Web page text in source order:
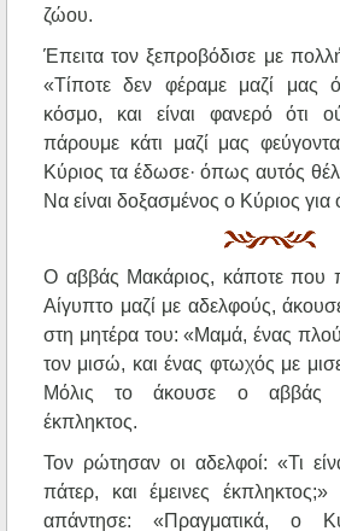
ζώου.
Έπειτα τον ξεπροβόδισε με
«Τίποτε δεν φέραμε μαζί μας
κόσμο, και είναι φανερό ότι
πάρουμε κάτι μαζί μας
Κύριος τα έδωσε· όπως αυτός
Να είναι δοξασμένος ο Κύριος
Ο αββάς Μακάριος, κάποτε που
Αίγυπτο μαζί με αδελφούς,
στη μητέρα του: «Μαμά, ένας
τον μισώ, και ένας φτωχός με
Μόλις το άκουσε ο αββάς
έκπληκτος.
Τον ρώτησαν οι αδελφοί: «Τι
πάτερ, και έμεινες
απάντησε: «Πραγματικά, ο